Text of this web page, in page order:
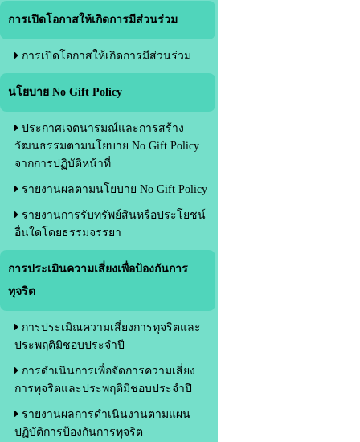
การเปิดโอกาสให้เกิดการมีส่วนร่วม
การเปิดโอกาสให้เกิดการมีส่วนร่วม
นโยบาย No Gift Policy
ประกาศเจตนารมณ์และการสร้าง
วัฒนธรรมตามนโยบาย No Gift Policy
จากการปฏิบัติหน้าที่
รายงานผลตามนโยบาย No Gift Policy
รายงานการรับทรัพย์สินหรือประโยชน์
อื่นใดโดยธรรมจรรยา
การประเมินความเสี่ยงเพื่อป้องกันการ
ทุจริต
การประเมิณความเสี่ยงการทุจริตและ
ประพฤติมิชอบประจำปี
การดำเนินการเพื่อจัดการความเสี่ยง
การทุจริตและประพฤติมิชอบประจำปี
รายงานผลการดำเนินงานตามแผน
ปฏิบัติการป้องกันการทุจริต